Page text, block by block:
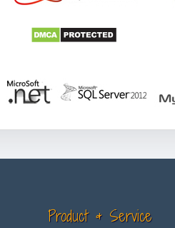
Product & Service